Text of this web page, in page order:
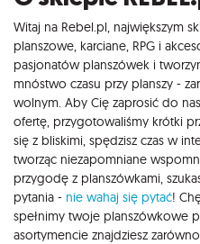
Witaj na Rebel.pl, największym
planszowe, karciane, RPG i
pasjonatów planszówek i
mnóstwo czasu przy planszy -
wolnym. Aby Cię zaprosić do
ofertę, przygotowaliśmy krótki
się z bliskimi, spędzisz czas w
tworząc niezapomniane
przygodę z planszówkami,
pytania - nie wahaj się pytać!
spełnimy twoje planszówkowe
asortymencie znajdziesz